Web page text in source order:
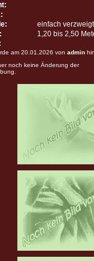
einfach verzweigt
1,20 bis 2,50
am 20.01.2026 von admin
noch keine Änderung der